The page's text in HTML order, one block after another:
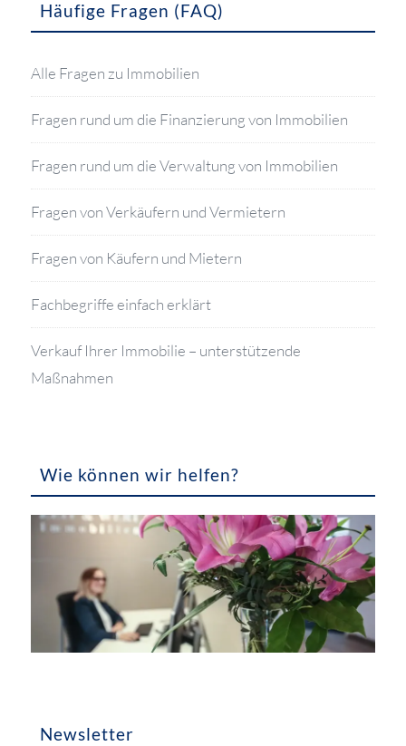
Häufige Fragen (FAQ)
Alle Fragen zu Immobilien
Fragen rund um die Finanzierung von Immobilien
Fragen rund um die Verwaltung von Immobilien
Fragen von Verkäufern und Vermietern
Fragen von Käufern und Mietern
Fachbegriffe einfach erklärt
Verkauf Ihrer Immobilie – unterstützende
Maßnahmen
Wie können wir helfen?
Newsletter